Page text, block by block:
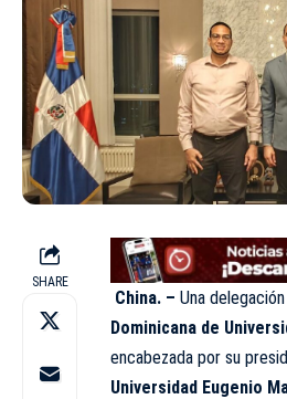
SHARE
China. – Una
Dominicana de
encabezada por su
Universidad Eugenio